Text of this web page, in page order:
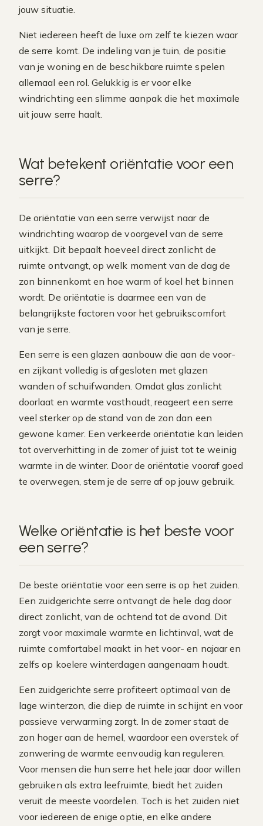
jouw situatie.
Niet iedereen heeft de luxe om zelf te kiezen waar
de serre komt. De indeling van je tuin, de positie
van je woning en de beschikbare ruimte spelen
allemaal een rol. Gelukkig is er voor elke
windrichting een slimme aanpak die het maximale
uit jouw serre haalt.
Wat betekent oriëntatie voor een
serre?
De oriëntatie van een serre verwijst naar de
windrichting waarop de voorgevel van de serre
uitkijkt. Dit bepaalt hoeveel direct zonlicht de
ruimte ontvangt, op welk moment van de dag de
zon binnenkomt en hoe warm of koel het binnen
wordt. De oriëntatie is daarmee een van de
belangrijkste factoren voor het gebruikscomfort
van je serre.
Een serre is een glazen aanbouw die aan de voor-
en zijkant volledig is afgesloten met glazen
wanden of schuifwanden. Omdat glas zonlicht
doorlaat en warmte vasthoudt, reageert een serre
veel sterker op de stand van de zon dan een
gewone kamer. Een verkeerde oriëntatie kan leiden
tot oververhitting in de zomer of juist tot te weinig
warmte in de winter. Door de oriëntatie vooraf goed
te overwegen, stem je de serre af op jouw gebruik.
Welke oriëntatie is het beste voor
een serre?
De beste oriëntatie voor een serre is op het zuiden.
Een zuidgerichte serre ontvangt de hele dag door
direct zonlicht, van de ochtend tot de avond. Dit
zorgt voor maximale warmte en lichtinval, wat de
ruimte comfortabel maakt in het voor- en najaar en
zelfs op koelere winterdagen aangenaam houdt.
Een zuidgerichte serre profiteert optimaal van de
lage winterzon, die diep de ruimte in schijnt en voor
passieve verwarming zorgt. In de zomer staat de
zon hoger aan de hemel, waardoor een overstek of
zonwering de warmte eenvoudig kan reguleren.
Voor mensen die hun serre het hele jaar door willen
gebruiken als extra leefruimte, biedt het zuiden
veruit de meeste voordelen. Toch is het zuiden niet
voor iedereen de enige optie, en elke andere